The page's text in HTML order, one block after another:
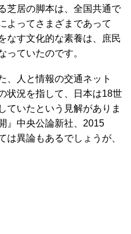
芝居の脚本は、全国共通で
よってさまざまであって
なす文化的な素養は、庶民
っていたのです。
、人と情報の交通ネット
状況を指して、日本は18世
ていたという見解がありま
』中央公論新社、2015
は異論もあるでしょうが、